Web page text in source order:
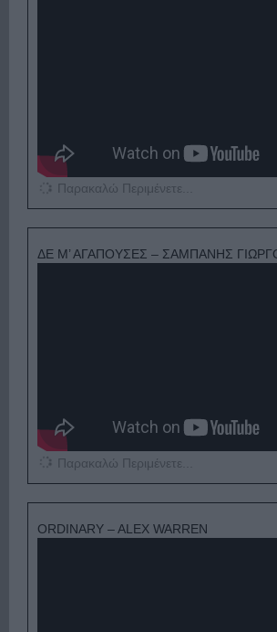
Παρακαλώ Περιμένετε...
ΔΕ Μ’ ΑΓΑΠΟΥΣΕΣ – ΣΑΜΠΑΝΗΣ
Παρακαλώ Περιμένετε...
ORDINARY – ALEX WARREN